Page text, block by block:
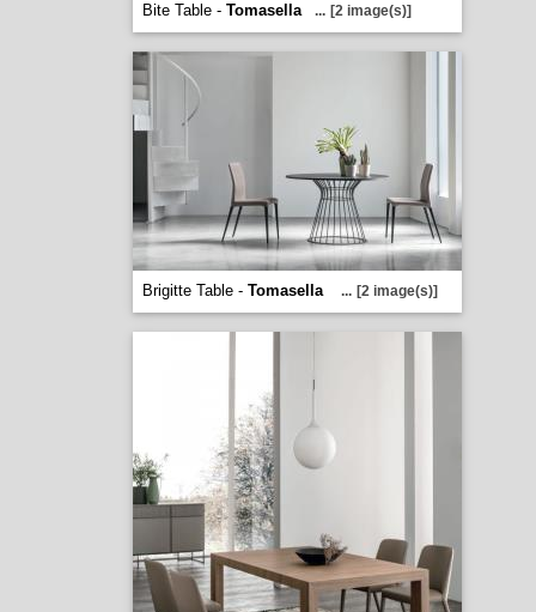
Bite Table - Tomasella ... [2 image(s)]
Brigitte Table - Tomasella ... [2 image(s)]